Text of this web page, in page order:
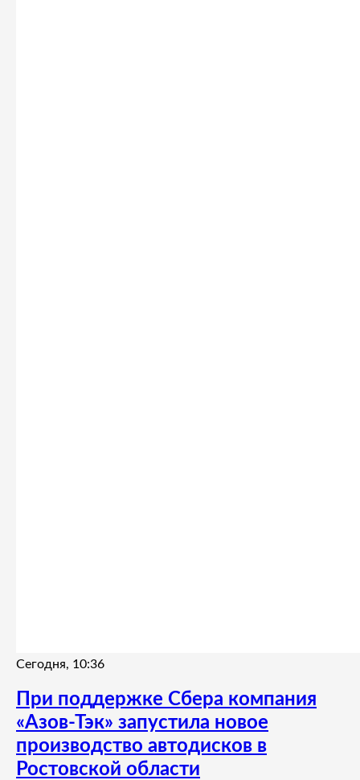
Сегодня, 10:36
При поддержке Сбера компания
«Азов-Тэк» запустила новое
производство автодисков в
Ростовской области